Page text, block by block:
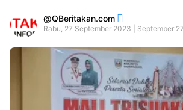
QBeritakan.com
Rabu, 27 September 2023 | September